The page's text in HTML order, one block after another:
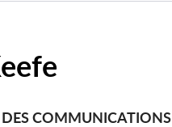
COMMUNICATIONS